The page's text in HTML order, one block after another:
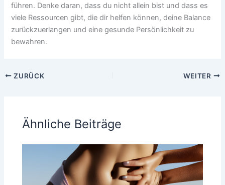
führen. Denke daran, dass du nicht allein bist und dass es
viele Ressourcen gibt, die dir helfen können, deine Balance
zurückzuerlangen und eine gesunde Persönlichkeit zu
bewahren.
ZURÜCK WEITER
Ähnliche Beiträge